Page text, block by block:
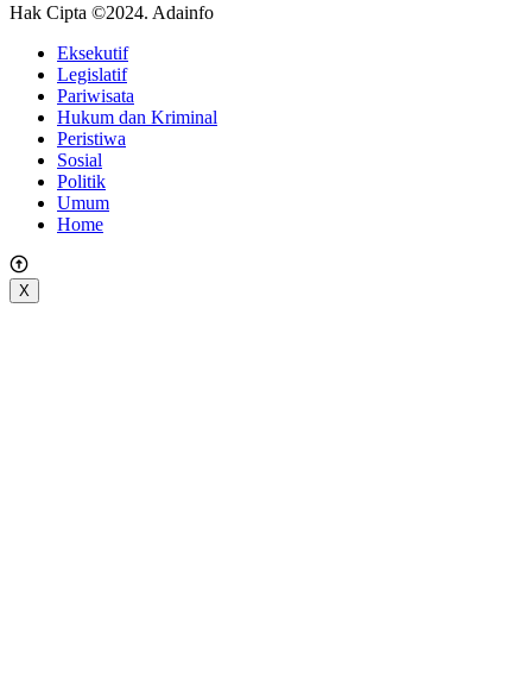
Hak Cipta ©2024. Adainfo
Eksekutif
Legislatif
Pariwisata
Hukum dan Kriminal
Peristiwa
Sosial
Politik
Umum
Home
X